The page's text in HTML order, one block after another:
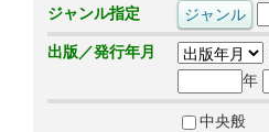
ジャンル指定
出版／発行年月
年
中央般